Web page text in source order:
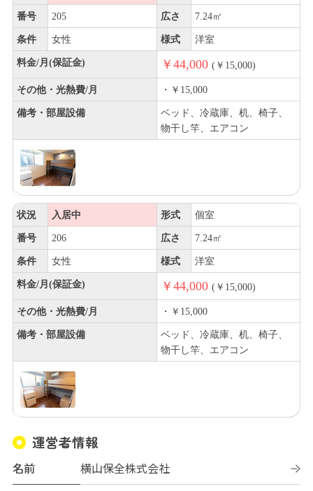
番号 205 広さ 7.24㎡
条件 女性 様式 洋室
料金/月(保証金) ￥44,000 (￥15,000)
その他・光熱費/月 ・￥15,000
備考・部屋設備
ベッド、冷蔵庫、机、椅子、
物干し竿、エアコン
状況 入居中 形式 個室
番号 206 広さ 7.24㎡
条件 女性 様式 洋室
料金/月(保証金) ￥44,000 (￥15,000)
その他・光熱費/月 ・￥15,000
備考・部屋設備
ベッド、冷蔵庫、机、椅子、
物干し竿、エアコン
運営者情報
名前
横山保全株式会社